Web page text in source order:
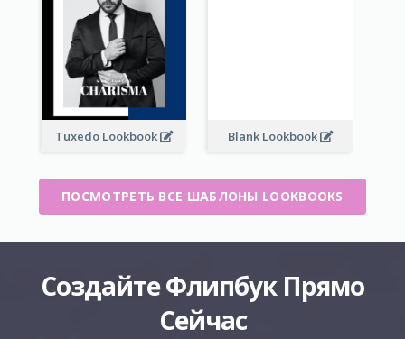
Tuxedo Lookbook Blank Lookbook
ПОСМОТРЕТЬ ВСЕ ШАБЛОНЫ LOOKBOOKS
Создайте Флипбук Прямо
Сейчас